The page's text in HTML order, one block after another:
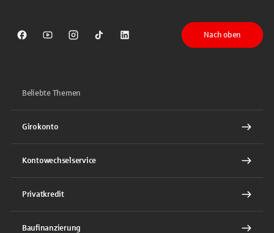
Sparkasse auf Facebook
Sparkasse auf Youtube
Sparkasse auf Instagram
Sparkasse auf TikTok
Sparkasse auf LinkedIn
Nach oben
Beliebte Themen
Girokonto
Kontowechselservice
Privatkredit
Baufinanzierung